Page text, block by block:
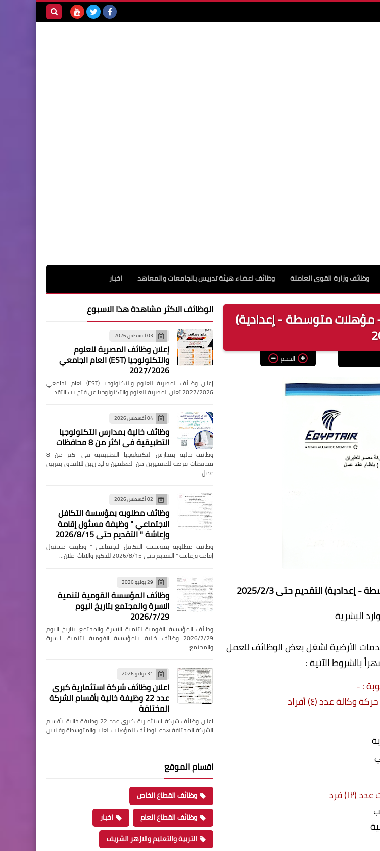
وظائف وزارة القوى العاملة وظائف اعضاء هيئة تدريس بالجامعات والمعاهد اخبار
مؤهلات متوسطة - إعدادية)
الحجم
التقديم حتى 2025/2/3
البشرية
الأرضية لشغل بعض الوظائف للعمل
بالشروط الآتية :
: -
فرد
الوظائف الاكثر مشاهدة هذا الاسبوع
03 أغسطس 2026
إعلان وظائف المصرية للعلوم
والتكنولوجيا (EST) العام الجامعي
2027/2026
إعلان وظائف المصرية للعلوم والتكنولوجيا (EST) العام الجامعي
2027/2026 تعلن المصرية للعلوم والتكنولوجيا عن فتح باب التقد…
04 أغسطس 2026
وظائف خالية بمدارس التكنولوجيا
التطبيقية فى اكثر من 8 محافظات
وظائف خالية بمدارس التكنولوجيا التطبيقية فى اكثر من 8
محافظات فرصة للمتميزين من المعلمين والإداريين للإلتحاق بفريق
عمل …
02 أغسطس 2026
وظائف مطلوبه بمؤسسة التكافل
الاجتماعي " وظيفة مسئول إقامة
وإعاشة " التقديم حتى 2026/8/15
وظائف مطلوبه بمؤسسة التكافل الاجتماعي " وظيفة مسئول
إقامة وإعاشة " التقديم حتى 2026/8/15 للذكور والإناث اعلان…
29 يوليو 2026
وظائف المؤسسة القومية لتنمية
الاسرة والمجتمع بتاريخ اليوم
2026/7/29
وظائف المؤسسة القومية لتنمية الاسرة والمجتمع بتاريخ اليوم
2026/7/29 وظائف خالية بالمؤسسة القومية لتنمية الاسرة
والمجتمع…
31 يوليو 2026
اعلان وظائف شركة استثمارية كبرى
عدد 22 وظيفة خالية بأقسام الشركة
المختلفة
اعلان وظائف شركة استثمارية كبرى عدد 22 وظيفة خالية بأقسام
الشركة المختلفة هذه الوظائف للمؤهلات العليا والمتوسطة وفنيين
…
اقسام الموقع
وظائف القطاع الخاص
وظائف القطاع العام
اخبار
التربية والتعليم والازهر الشريف